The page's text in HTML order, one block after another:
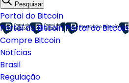
Pesquisar
Portal do Bitcoin
Portal do BitcoinPortal do Bitcoin
Compre Bitcoin
Notícias
Brasil
Regulação